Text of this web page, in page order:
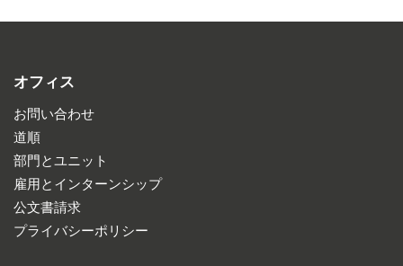
オフィス
お問い合わせ
道順
部門とユニット
雇用とインターンシップ
公文書請求
プライバシーポリシー